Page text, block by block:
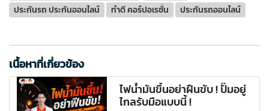
ประกันรถ ประกันออนไลน์
ทำดี คอร์ปอเรชั่น ประกันรถออนไลน์
เนื้อหาที่เกี่ยวข้อง
ไฟน้ำมันขึ้นอย่าฝืนขับ ! ปั๊มอยู่
ไกลรับมือแบบนี้ !